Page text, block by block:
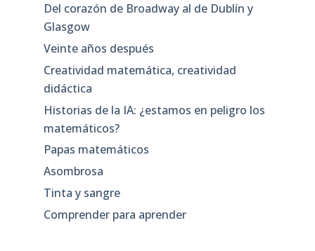
Del corazón de Broadway al de Dublín y
Glasgow
Veinte años después
Creatividad matemática, creatividad
didáctica
Historias de la IA: ¿estamos en peligro los
matemáticos?
Papas matemáticos
Asombrosa
Tinta y sangre
Comprender para aprender